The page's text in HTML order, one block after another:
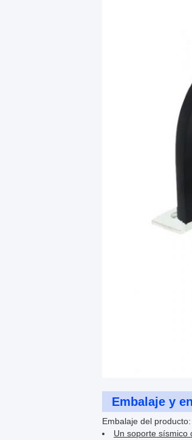
Embalaje y
Embalaje del producto:
Un soporte sísmico